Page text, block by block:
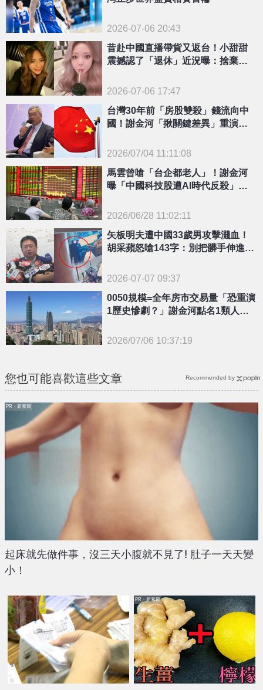
2026-07-06 20:43
昔赴中國直播帶貨又返台！小甜甜
震撼認了「退休」近況曝：捨棄所
2026-07-06 17:47
{PLAYICON}
台灣30年前「房股雙殺」錢流向中
國！謝金河「揪關鍵差異」重演機
2026/07/04 11:11:08
{PLAYICON}
馬雲曾嗆「台企都老人」！謝金河
曝「中國科技股遭AI時代反殺」揭
2026/06/28 11:02:11
矢板明夫遭中國33歲男攻擊濺血！
胡采蘋怒嗆143字：別把髒手伸進台
2026-07-07 09:37
0050規模=全年房市交易量「恐重演
1歷史慘劇？」謝金河點名1類人：
2026/07/06 10:37:19
您也可能喜歡這些文章
起床就先做件事，沒三天小腹就不見了! 肚子一天天變
小！
PR・新素簡
PR・新素簡
Recommended by